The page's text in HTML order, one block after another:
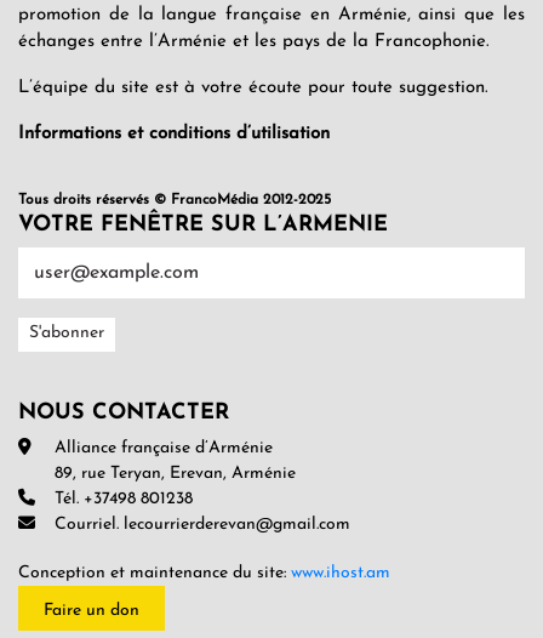
promotion de la langue française en Arménie, ainsi que les
échanges entre l’Arménie et les pays de la Francophonie.
L’équipe du site est à votre écoute pour toute suggestion.
Informations et conditions d’utilisation
Tous droits réservés © FrancoMédia 2012-2025
VOTRE FENÊTRE SUR L’ARMENIE
NOUS CONTACTER
Alliance française d’Arménie
89, rue Teryan, Erevan, Arménie
Tél. +37498 801238
Courriel. lecourrierderevan@gmail.com
Conception et maintenance du site: www.ihost.am
Faire un don